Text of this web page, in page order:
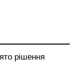
рішення